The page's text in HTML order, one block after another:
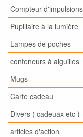
Compteur d'impulsions
Pupillaire à la lumière
Lampes de poches
conteneurs à aiguilles
Mugs
Carte cadeau
Divers ( cadeuax etc )
articles d'action